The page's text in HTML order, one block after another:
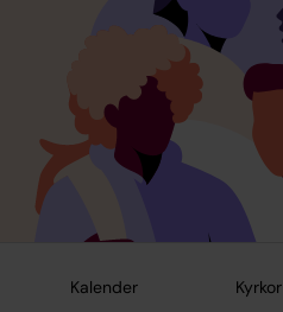
Kalender Kyrkor